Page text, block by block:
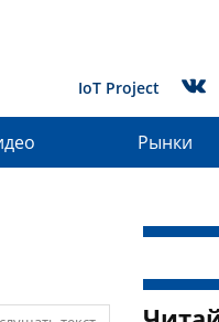
IoT Project
Рынки